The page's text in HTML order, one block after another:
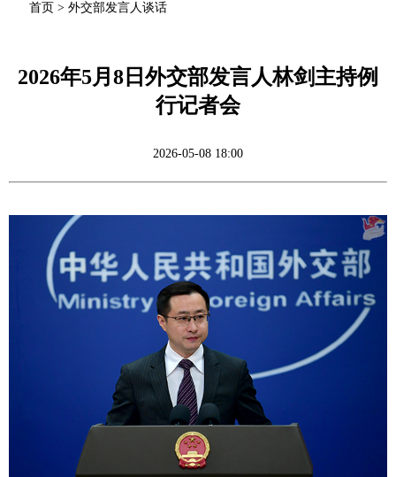
首页 > 外交部发言人谈话
2026年5月8日外交部发言人林剑主持例
行记者会
2026-05-08 18:00